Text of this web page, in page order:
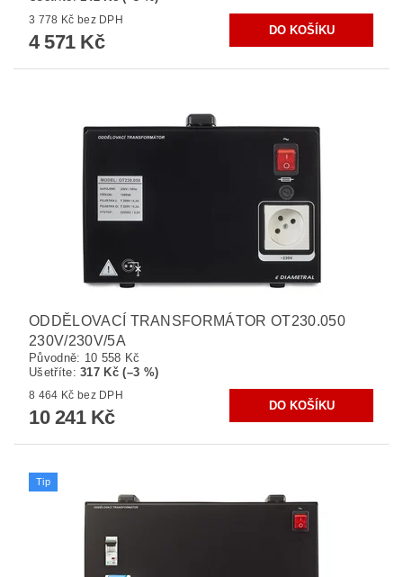
3 778 Kč bez DPH
4 571 Kč
ODDĚLOVACÍ TRANSFORMÁTOR OT230.050
230V/230V/5A
Původně: 10 558 Kč
Ušetříte:317 Kč (–3 %)
8 464 Kč bez DPH
10 241 Kč
Tip